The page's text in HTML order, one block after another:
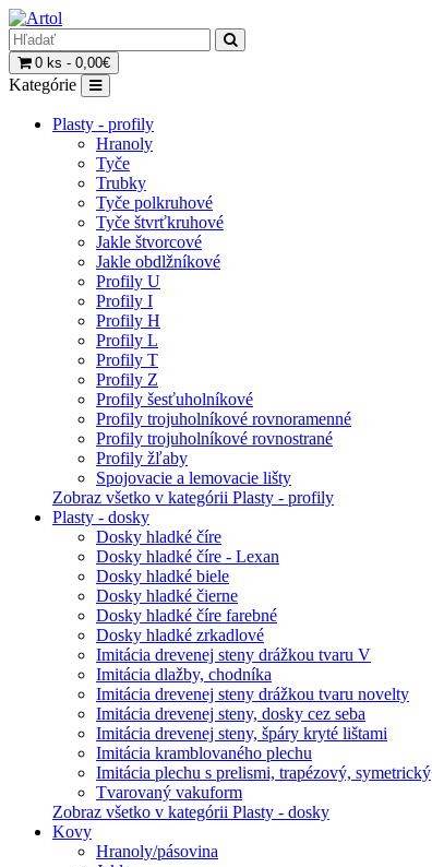
0 ks - 0,00€
Kategórie
Plasty - profily
Hranoly
Tyče
Trubky
Tyče polkruhové
Tyče štvrťkruhové
Jakle štvorcové
Jakle obdlžníkové
Profily U
Profily I
Profily H
Profily L
Profily T
Profily Z
Profily šesťuholníkové
Profily trojuholníkové rovnoramenné
Profily trojuholníkové rovnostrané
Profily žľaby
Spojovacie a lemovacie lišty
Zobraz všetko v kategórii Plasty - profily
Plasty - dosky
Dosky hladké číre
Dosky hladké číre - Lexan
Dosky hladké biele
Dosky hladké čierne
Dosky hladké číre farebné
Dosky hladké zrkadlové
Imitácia drevenej steny drážkou tvaru V
Imitácia dlažby, chodníka
Imitácia drevenej steny drážkou tvaru novelty
Imitácia drevenej steny, dosky cez seba
Imitácia drevenej steny, špáry kryté lištami
Imitácia kramblovaného plechu
Imitácia plechu s prelismi, trapézový, symetrický
Tvarovaný vakuform
Zobraz všetko v kategórii Plasty - dosky
Kovy
Hranoly/pásovina